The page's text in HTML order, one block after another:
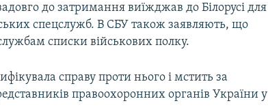
до затримання виїжджав до Білорусі для
спецслужб. В СБУ також заявляють, що
списки військових полку.
справу проти нього і мстить за
правоохоронних органів України у